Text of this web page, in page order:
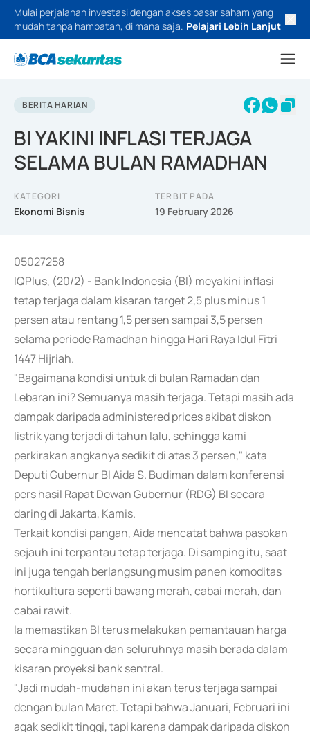
Mulai perjalanan investasi dengan akses pasar saham yang
mudah tanpa hambatan, di mana saja. Pelajari Lebih Lanjut
BERITA HARIAN
BI YAKINI INFLASI TERJAGA
SELAMA BULAN RAMADHAN
KATEGORI
Ekonomi Bisnis
TERBIT PADA
19 February 2026
05027258
IQPlus, (20/2) - Bank Indonesia (BI) meyakini inflasi
tetap terjaga dalam kisaran target 2,5 plus minus 1
persen atau rentang 1,5 persen sampai 3,5 persen
selama periode Ramadhan hingga Hari Raya Idul Fitri
1447 Hijriah.
"Bagaimana kondisi untuk di bulan Ramadan dan
Lebaran ini? Semuanya masih terjaga. Tetapi masih ada
dampak daripada administered prices akibat diskon
listrik yang terjadi di tahun lalu, sehingga kami
perkirakan angkanya sedikit di atas 3 persen," kata
Deputi Gubernur BI Aida S. Budiman dalam konferensi
pers hasil Rapat Dewan Gubernur (RDG) BI secara
daring di Jakarta, Kamis.
Terkait kondisi pangan, Aida mencatat bahwa pasokan
sejauh ini terpantau tetap terjaga. Di samping itu, saat
ini juga tengah berlangsung musim panen komoditas
hortikultura seperti bawang merah, cabai merah, dan
cabai rawit.
Ia memastikan BI terus melakukan pemantauan harga
secara mingguan dan seluruhnya masih berada dalam
kisaran proyeksi bank sentral.
"Jadi mudah-mudahan ini akan terus terjaga sampai
dengan bulan Maret. Tetapi bahwa Januari, Februari ini
agak sedikit tinggi, tapi karena dampak daripada diskon